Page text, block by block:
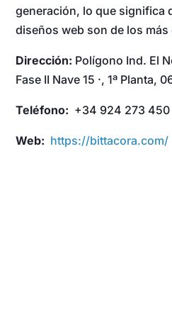
generación, lo que significa
diseños web son de los
Dirección: Polígono Ind. El
Fase II Nave 15 ·, 1ª Planta,
Teléfono: +34 924 273 450
Web: https://bittacora.com/